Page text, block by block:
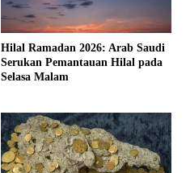
Hilal Ramadan 2026: Arab Saudi
Serukan Pemantauan Hilal pada
Selasa Malam